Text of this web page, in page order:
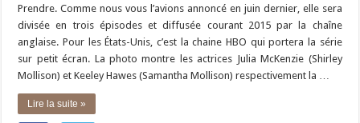
Prendre. Comme nous vous l’avions annoncé en juin dernier, elle sera
divisée en trois épisodes et diffusée courant 2015 par la chaîne
anglaise. Pour les États-Unis, c’est la chaine HBO qui portera la série
sur petit écran. La photo montre les actrices Julia McKenzie (Shirley
Mollison) et Keeley Hawes (Samantha Mollison) respectivement la …
Lire la suite »